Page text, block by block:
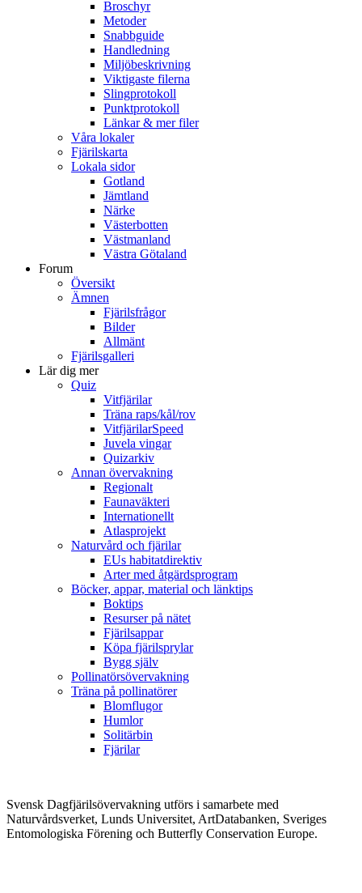
Broschyr
Metoder
Snabbguide
Handledning
Miljöbeskrivning
Viktigaste filerna
Slingprotokoll
Punktprotokoll
Länkar & mer filer
Våra lokaler
Fjärilskarta
Lokala sidor
Gotland
Jämtland
Närke
Västerbotten
Västmanland
Västra Götaland
Forum
Översikt
Ämnen
Fjärilsfrågor
Bilder
Allmänt
Fjärilsgalleri
Lär dig mer
Quiz
Vitfjärilar
Träna raps/kål/rov
VitfjärilarSpeed
Juvela vingar
Quizarkiv
Annan övervakning
Regionalt
Faunaväkteri
Internationellt
Atlasprojekt
Naturvård och fjärilar
EUs habitatdirektiv
Arter med åtgärdsprogram
Böcker, appar, material och länktips
Boktips
Resurser på nätet
Fjärilsappar
Köpa fjärilsprylar
Bygg själv
Pollinatörsövervakning
Träna på pollinatörer
Blomflugor
Humlor
Solitärbin
Fjärilar
Svensk Dagfjärilsövervakning utförs i samarbete med
Naturvårdsverket, Lunds Universitet, ArtDatabanken, Sveriges
Entomologiska Förening och Butterfly Conservation Europe.